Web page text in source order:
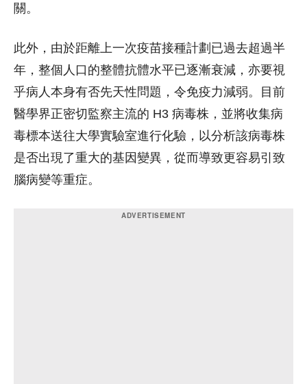
關。
此外，由於距離上一次疫苗接種計劃已過去超過半
年，整個人口的整體抗體水平已逐漸衰減，亦要視
乎病人本身有否先天性問題，令免疫力減弱。目前
醫學界正密切監察主流的 H3 病毒株，並將收集病
毒標本送往大學實驗室進行化驗，以分析該病毒株
是否出現了重大的基因變異，從而導致更容易引致
腦病變等重症。